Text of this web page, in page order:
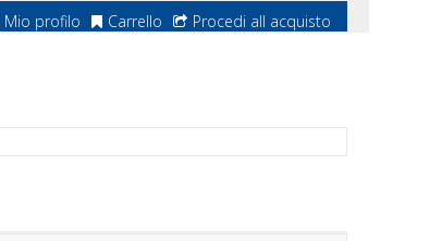
Mio profilo Carrello Procedi all acquisto